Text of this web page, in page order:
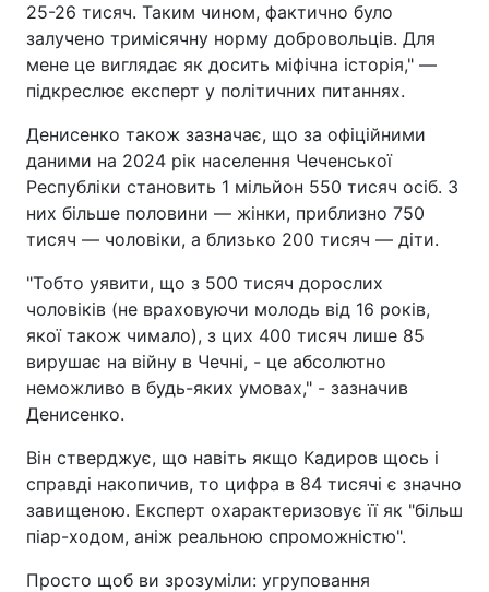
25-26 тисяч. Таким чином, фактично було
залучено тримісячну норму добровольців. Для
мене це виглядає як досить міфічна історія," —
підкреслює експерт у політичних питаннях.
Денисенко також зазначає, що за офіційними
даними на 2024 рік населення Чеченської
Республіки становить 1 мільйон 550 тисяч осіб. З
них більше половини — жінки, приблизно 750
тисяч — чоловіки, а близько 200 тисяч — діти.
"Тобто уявити, що з 500 тисяч дорослих
чоловіків (не враховуючи молодь від 16 років,
якої також чимало), з цих 400 тисяч лише 85
вирушає на війну в Чечні, - це абсолютно
неможливо в будь-яких умовах," - зазначив
Денисенко.
Він стверджує, що навіть якщо Кадиров щось і
справді накопичив, то цифра в 84 тисячі є значно
завищеною. Експерт охарактеризовує її як "більш
піар-ходом, аніж реальною спроможністю".
Просто щоб ви зрозуміли: угруповання